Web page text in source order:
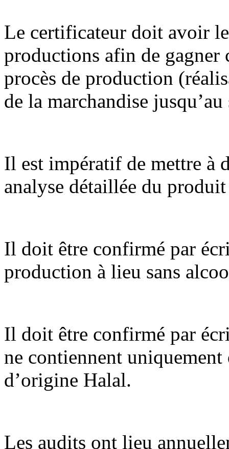
Le certificateur doit avoir
productions afin de gagner
procès de production
de la marchandise
Il est impératif de mettre à
analyse détaillée du
Il doit être confirmé par
production à lieu sans
Il doit être confirmé par
ne contiennent
d’origine Halal.
Les audits ont lieu